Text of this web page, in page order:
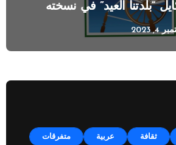
“بلدتنا العيد” في نسخته
4, 2023
ثقافة عربية متفرقات